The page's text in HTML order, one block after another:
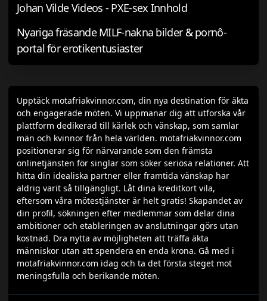
Johan Vilde Videos - PXE-sex Innhold
Nyariga fräsande MILF-nakna bilder & pornô-
portal för erotikentusiaster
Upptäck motafriakvinnor.com, din nya destination för äkta
och engagerade möten. Vi uppmanar dig att utforska vår
plattform dedikerad till kärlek och vänskap, som samlar
män och kvinnor från hela världen. motafriakvinnor.com
positionerar sig för närvarande som den främsta
onlinetjänsten för singlar som söker seriösa relationer. Att
hitta din idealiska partner eller framtida vänskap har
aldrig varit så tillgängligt. Låt dina kreditkort vila,
eftersom våra mötestjänster är helt gratis! Skapandet av
din profil, sökningen efter medlemmar som delar dina
ambitioner och etableringen av anslutningar görs utan
kostnad. Dra nytta av möjligheten att träffa äkta
människor utan att spendera en enda krona. Gå med i
motafriakvinnor.com idag och ta det första steget mot
meningsfulla och berikande möten.